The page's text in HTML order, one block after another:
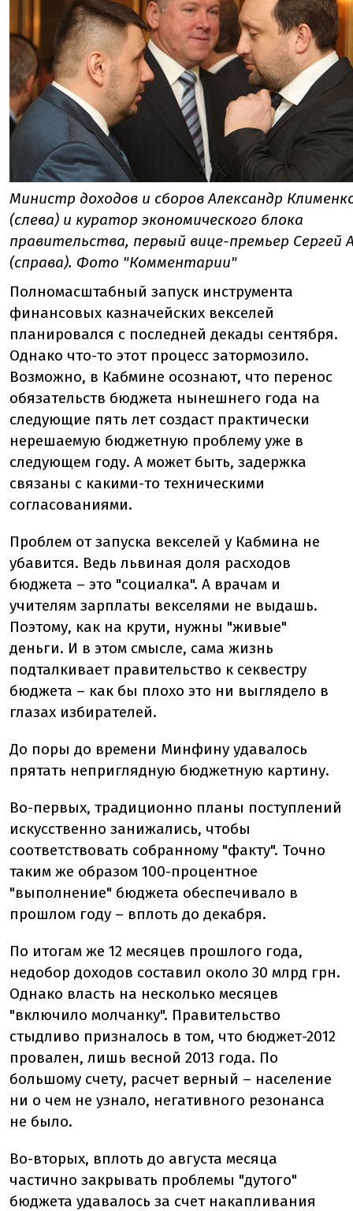
Министр доходов и сборов Александр
(слева) и куратор экономического блока
правительства, первый вице-премьер Сергей
(справа). Фото "Комментарии"
Полномасштабный запуск инструмента
финансовых казначейских векселей
планировался с последней декады сентября.
Однако что-то этот процесс затормозило.
Возможно, в Кабмине осознают, что перенос
обязательств бюджета нынешнего года на
следующие пять лет создаст практически
нерешаемую бюджетную проблему уже в
следующем году. А может быть, задержка
связаны с какими-то техническими
согласованиями.
Проблем от запуска векселей у Кабмина не
убавится. Ведь львиная доля расходов
бюджета – это "социалка". А врачам и
учителям зарплаты векселями не выдашь.
Поэтому, как на крути, нужны "живые"
деньги. И в этом смысле, сама жизнь
подталкивает правительство к секвестру
бюджета – как бы плохо это ни выглядело в
глазах избирателей.
До поры до времени Минфину удавалось
прятать неприглядную бюджетную картину.
Во-первых, традиционно планы поступлений
искусственно занижались, чтобы
соответствовать собранному "факту". Точно
таким же образом 100-процентное
"выполнение" бюджета обеспечивало в
прошлом году – вплоть до декабря.
По итогам же 12 месяцев прошлого года,
недобор доходов составил около 30 млрд грн.
Однако власть на несколько месяцев
"включило молчанку". Правительство
стыдливо призналось в том, что бюджет-2012
провален, лишь весной 2013 года. По
большому счету, расчет верный – население
ни о чем не узнало, негативного резонанса
не было.
Во-вторых, вплоть до августа месяца
частично закрывать проблемы "дутого"
бюджета удавалось за счет накапливания